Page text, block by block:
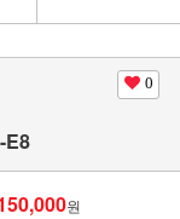
0
E8
원